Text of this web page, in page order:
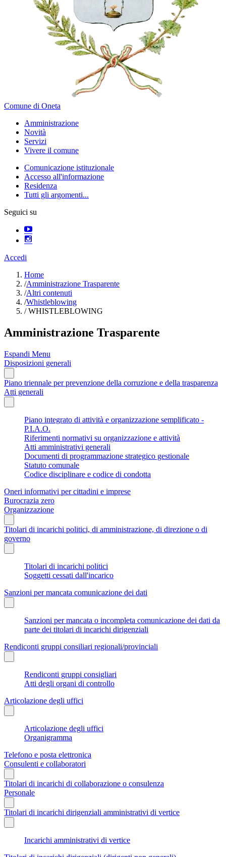
Comune di Oneta
Amministrazione
Novità
Servizi
Vivere il comune
Comunicazione istituzionale
Accesso all'informazione
Residenza
Tutti gli argomenti...
Seguici su
Accedi
Home
/Amministrazione Trasparente
/Altri contenuti
/Whistleblowing
/WHISTLEBLOWING
Amministrazione Trasparente
Espandi Menu
Disposizioni generali
Piano triennale per prevenzione della corruzione e della trasparenza
Atti generali
Piano integrato di attività e organizzazione semplificato -
P.I.A.O.
Riferimenti normativi su organizzazione e attività
Atti amministrativi generali
Documenti di programmazione strategico gestionale
Statuto comunale
Codice disciplinare e codice di condotta
Oneri informativi per cittadini e imprese
Burocrazia zero
Organizzazione
Titolari di incarichi politici, di amministrazione, di direzione o di
governo
Titolari di incarichi politici
Soggetti cessati dall'incarico
Sanzioni per mancata comunicazione dei dati
Sanzioni per mancata o incompleta comunicazione dei dati da
parte dei titolari di incarichi dirigenziali
Rendiconti gruppi consiliari regionali/provinciali
Rendiconti gruppi consigliari
Atti degli organi di controllo
Articolazione degli uffici
Articolazione degli uffici
Organigramma
Telefono e posta elettronica
Consulenti e collaboratori
Titolari di incarichi di collaborazione o consulenza
Personale
Titolari di incarichi dirigenziali amministrativi di vertice
Incarichi amministrativi di vertice